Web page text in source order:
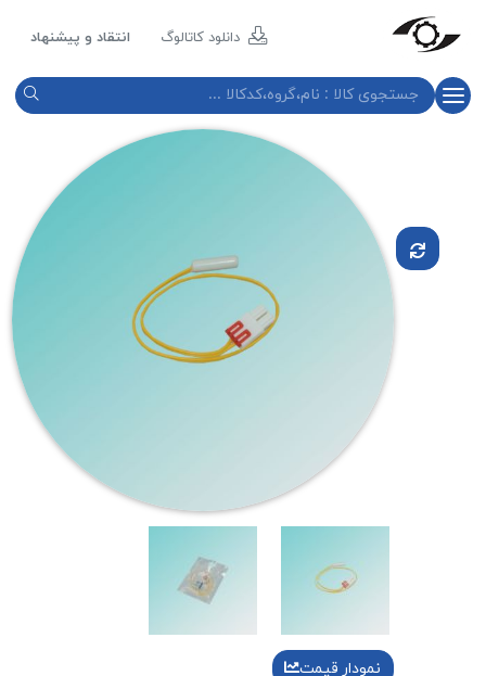
دانلود کاتالوگ انتقاد و پیشنهاد
نمودار قیمت